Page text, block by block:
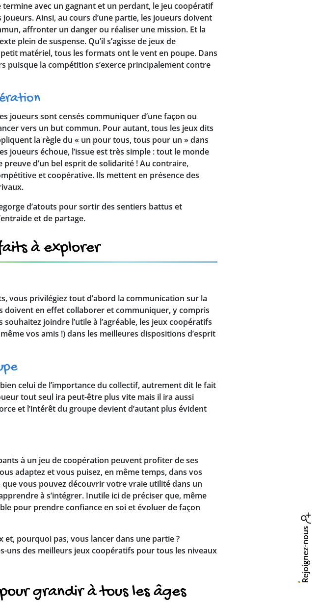
Rejoignez-nous
avec un gagnant et un perdant, le jeu coopératif
Ainsi, au cours d’une partie, les joueurs doivent
affronter un danger ou réaliser une mission. Et la
plein de suspense. Qu’il s’agisse de jeux de
matériel, tous les formats ont le vent en poupe. Dans
puisque la compétition s’exerce principalement contre
joueurs sont censés communiquer d’une façon ou
vers un but commun. Pour autant, tous les jeux dits
la règle du « un pour tous, tous pour un » dans
joueurs échoue, l’issue est très simple : tout le monde
d’un bel esprit de solidarité ! Au contraire,
et coopérative. Ils mettent en présence des
d’atouts pour sortir des sentiers battus et
et de partage.
à explorer
vous privilégiez tout d’abord la communication sur la
doivent en effet collaborer et communiquer, y compris
joindre l’utile à l’agréable, les jeux coopératifs
vos amis !) dans les meilleures dispositions d’esprit
celui de l’importance du collectif, autrement dit le fait
tout seul ira peut-être plus vite mais il ira aussi
et l’intérêt du groupe devient d’autant plus évident
à un jeu de coopération peuvent profiter de ses
adaptez et vous puisez, en même temps, dans vos
vous pouvez découvrir votre vraie utilité dans un
à s’intégrer. Inutile ici de préciser que, même
pour prendre confiance en soi et évoluer de façon
pourquoi pas, vous lancer dans une partie ?
uns des meilleurs jeux coopératifs pour tous les niveaux
grandir à tous les âges